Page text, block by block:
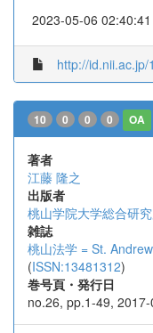
2023-05-06 02:40:41
http://
10 0 0 0 OA
著者
江藤 隆之
出版者
桃山学院大学総合研
雑誌
桃山法学 = St.
(ISSN:13481312)
巻号頁・発行日
no.26, pp.1-49,